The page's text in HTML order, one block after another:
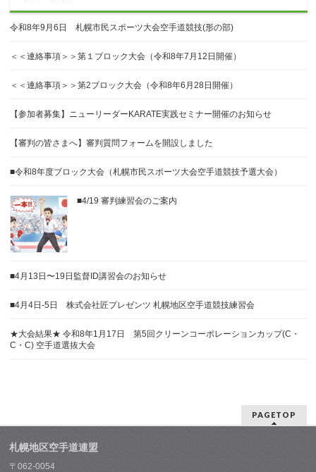
令和8年9月6日 札幌市民スポーツ大会空手道競技(形の部)
＜＜連絡事項＞＞第１ブロック大会（令和8年7月12日開催）
＜＜連絡事項＞＞第2ブロック大会（令和8年6月28日開催）
【参加者募集】ニューリーダーKARATE実践セミナー開催のお知らせ
【審判の皆さまへ】審判質問フォームを開設しました
■令和8年度ブロック大会（札幌市民スポーツ大会空手道競技予選大会）
■4/19 審判練習会のご案内
■4月13日〜19日監督ID講習会のお知らせ
■4月4日-5日 株式会社匠プレゼンツ 札幌地区空手道競技練習会
★大会結果★ 令和8年1月17日 第5回クリーンコーポレーションカップ(C・
C・C) 空手道選抜大会
PAGETOP
札幌地区空手道連盟
〒062-0054